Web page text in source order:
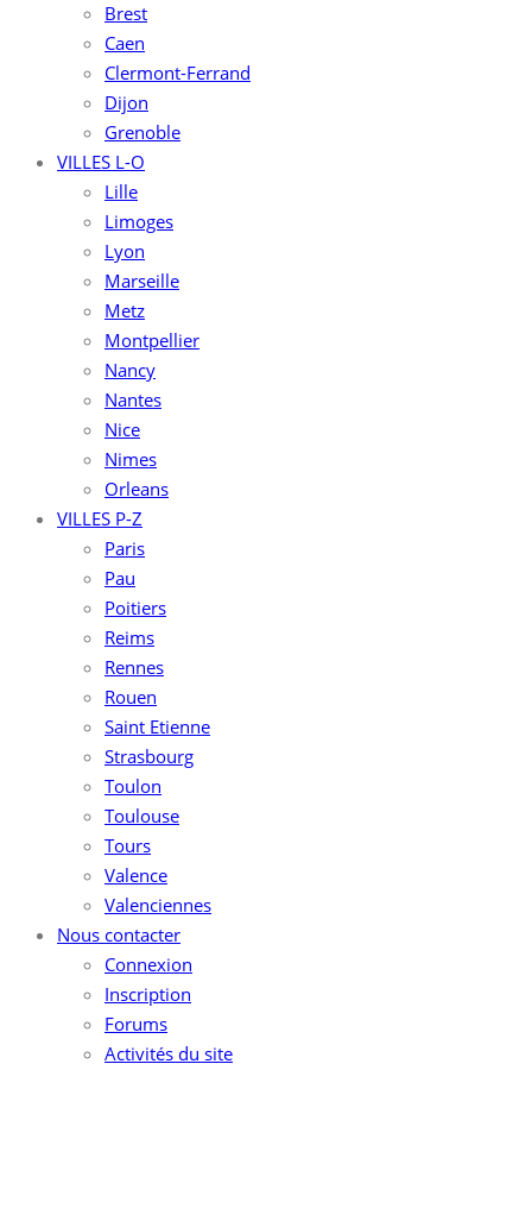
Brest
Caen
Clermont-Ferrand
Dijon
Grenoble
VILLES L-O
Lille
Limoges
Lyon
Marseille
Metz
Montpellier
Nancy
Nantes
Nice
Nimes
Orleans
VILLES P-Z
Paris
Pau
Poitiers
Reims
Rennes
Rouen
Saint Etienne
Strasbourg
Toulon
Toulouse
Tours
Valence
Valenciennes
Nous contacter
Connexion
Inscription
Forums
Activités du site